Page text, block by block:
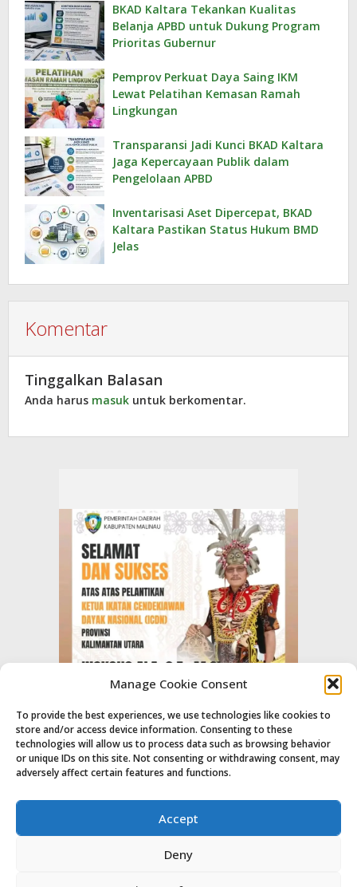
Manage Cookie Consent
To provide the best experiences, we use technologies like cookies to
store and/or access device information. Consenting to these
technologies will allow us to process data such as browsing behavior
or unique IDs on this site. Not consenting or withdrawing consent, may
adversely affect certain features and functions.
Accept
Deny
BKAD Kaltara Tekankan Kualitas
Belanja APBD untuk Dukung Program
Prioritas Gubernur
Pemprov Perkuat Daya Saing IKM
Lewat Pelatihan Kemasan Ramah
Lingkungan
Transparansi Jadi Kunci BKAD Kaltara
Jaga Kepercayaan Publik dalam
Pengelolaan APBD
Inventarisasi Aset Dipercepat, BKAD
Kaltara Pastikan Status Hukum BMD
Jelas
Komentar
Tinggalkan Balasan
Anda harus masuk untuk berkomentar.